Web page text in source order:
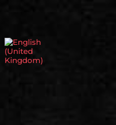
Sprache auswählen